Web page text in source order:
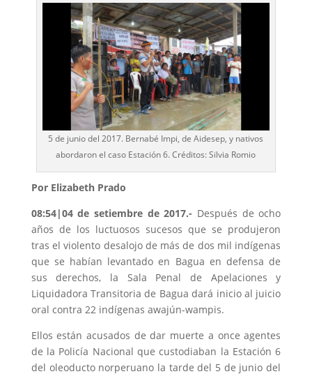
5 de junio del 2017. Bernabé Impi, de Aidesep, y nativos
abordaron el caso Estación 6. Créditos: Silvia Romio
Por Elizabeth Prado
08:54|04 de setiembre de 2017.- Después de ocho
años de los luctuosos sucesos que se produjeron
tras el violento desalojo de más de dos mil indígenas
que se habían levantado en Bagua en defensa de
sus derechos, la Sala Penal de Apelaciones y
Liquidadora Transitoria de Bagua dará inicio al juicio
oral contra 22 indígenas awajún-wampis.
Ellos están acusados de dar muerte a once agentes
de la Policía Nacional que custodiaban la Estación 6
del oleoducto norperuano la tarde del 5 de junio del